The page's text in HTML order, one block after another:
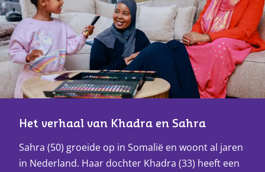
Het verhaal van Khadra en Sahra
Sahra (50) groeide op in Somalië en woont al jaren
in Nederland. Haar dochter Khadra (33) heeft een